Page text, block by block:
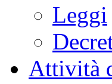
Leggi
Attività